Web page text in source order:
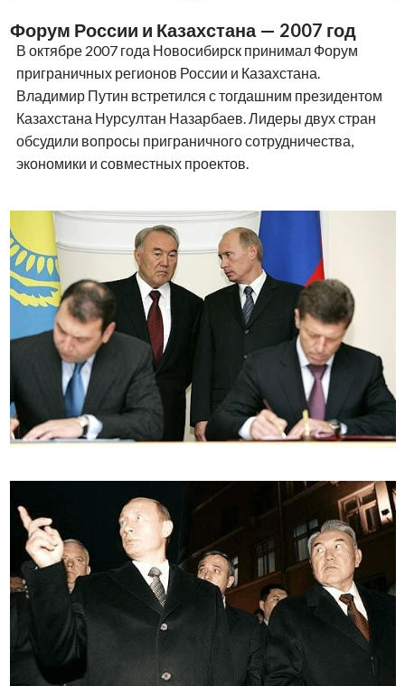
Форум России и Казахстана — 2007 год
В октябре 2007 года Новосибирск принимал Форум
приграничных регионов России и Казахстана.
Владимир Путин встретился с тогдашним президентом
Казахстана Нурсултан Назарбаев. Лидеры двух стран
обсудили вопросы приграничного сотрудничества,
экономики и совместных проектов.